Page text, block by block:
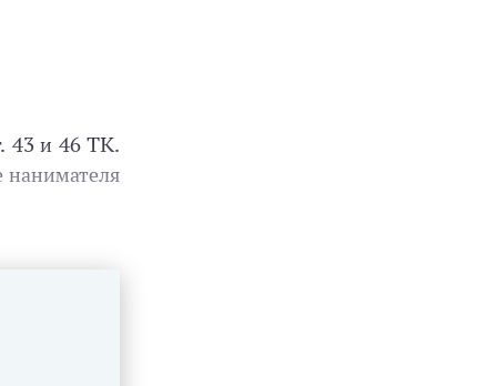
43 и 46 ТК.
нанимателя